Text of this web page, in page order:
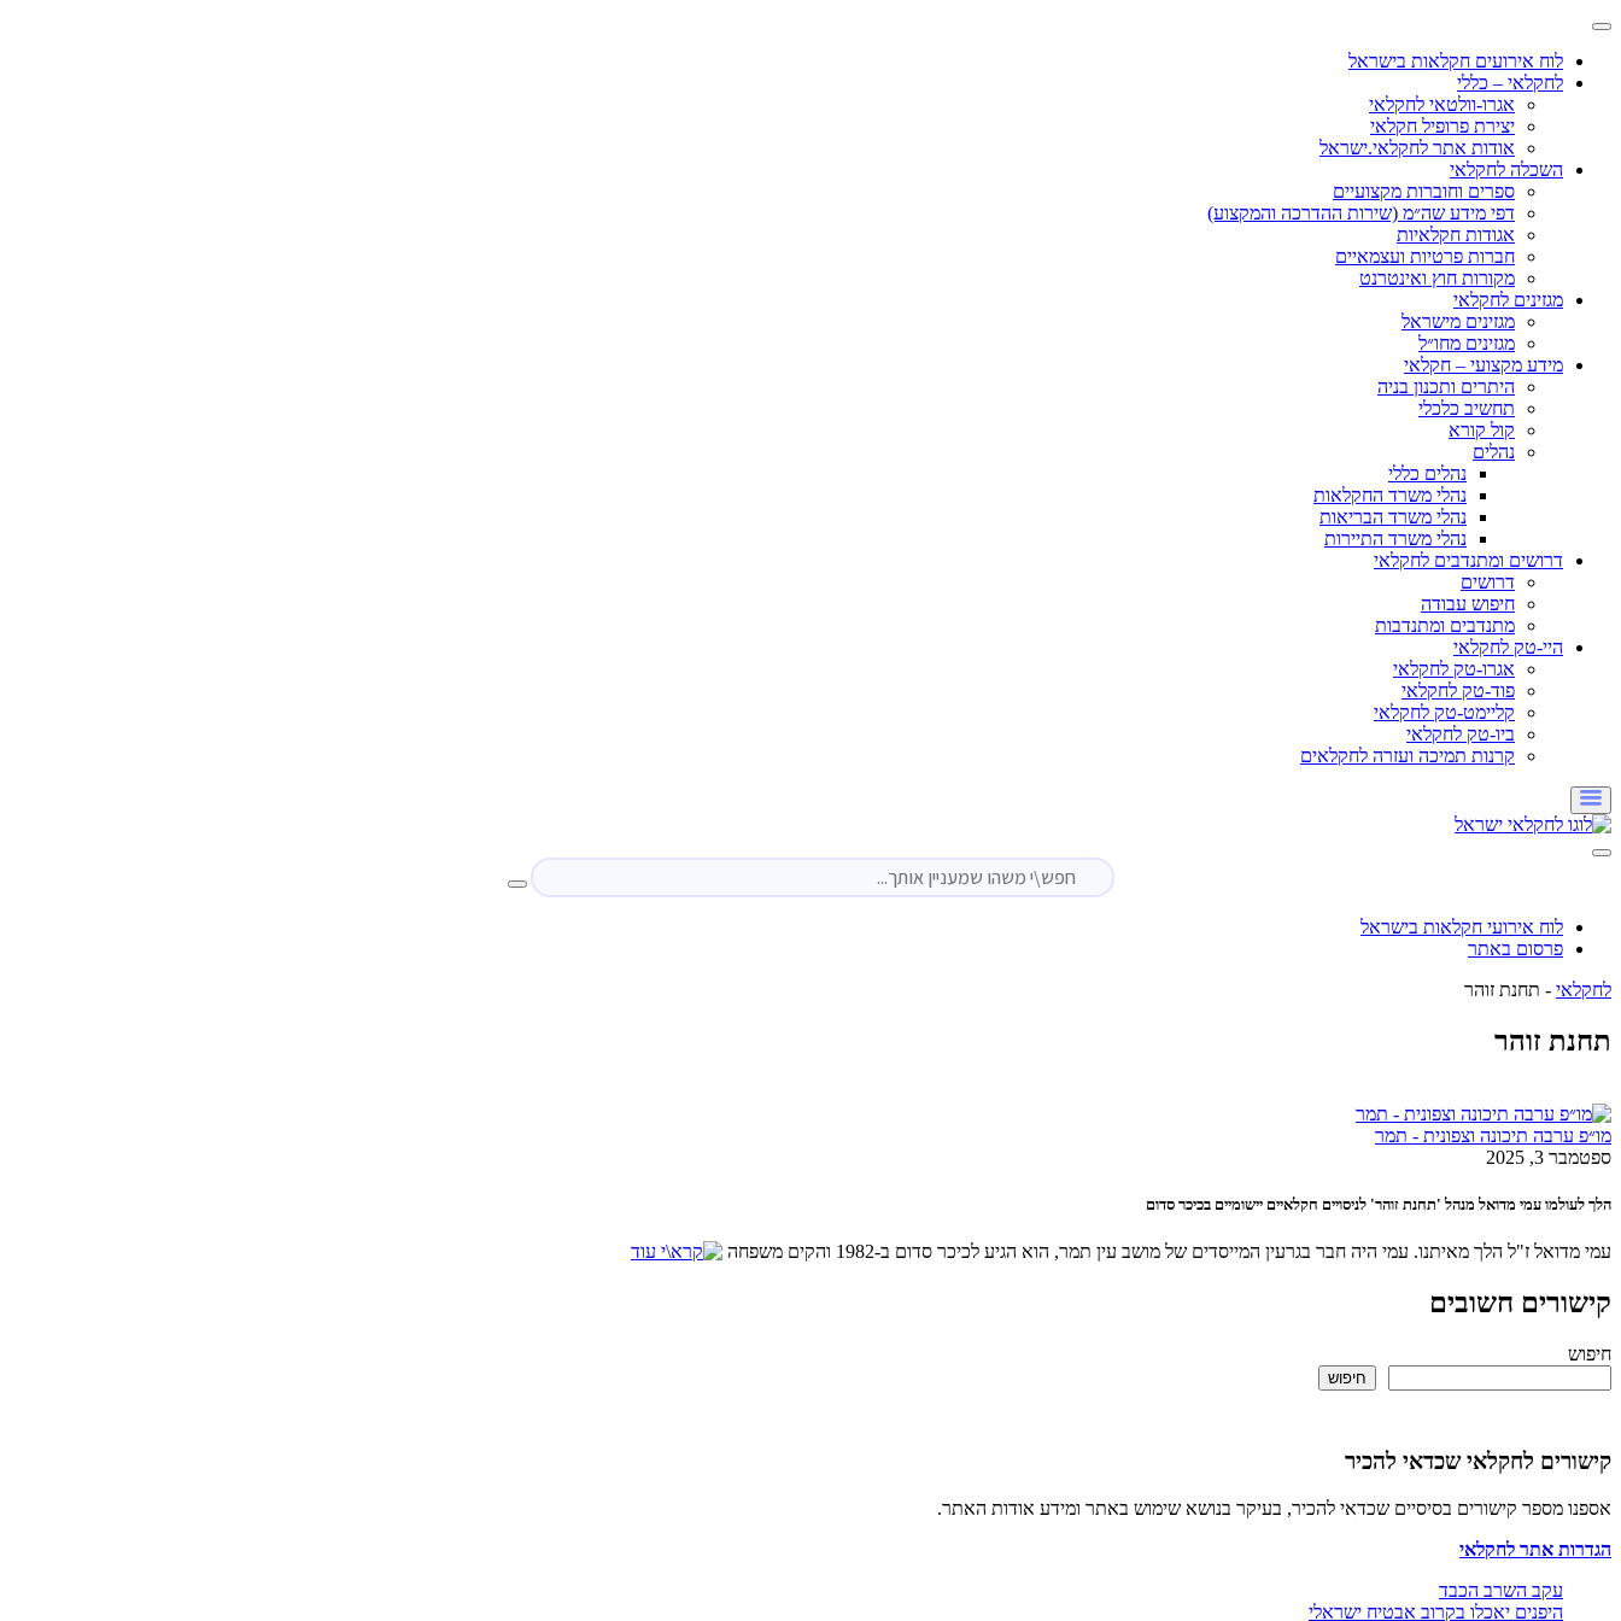
לוח אירועים חקלאות בישראל
לחקלאי – כללי
אגרו-וולטאי לחקלאי
יצירת פרופיל חקלאי
אודות אתר לחקלאי.ישראל
השכלה לחקלאי
ספרים וחוברות מקצועיים
דפי מידע שה״מ (שירות ההדרכה והמקצוע)
אגודות חקלאיות
חברות פרטיות ועצמאיים
מקורות חוץ ואינטרנט
מגזינים לחקלאי
מגזינים מישראל
מגזינים מחו״ל
מידע מקצועי – חקלאי
היתרים ותכנון בניה
תחשיב כלכלי
קול קורא
נהלים
נהלים כללי
נהלי משרד החקלאות
נהלי משרד הבריאות
נהלי משרד התיירות
דרושים ומתנדבים לחקלאי
דרושים
חיפוש עבודה
מתנדבים ומתנדבות
היי-טק לחקלאי
אגרו-טק לחקלאי
פוד-טק לחקלאי
קליימט-טק לחקלאי
ביו-טק לחקלאי
קרנות תמיכה ועזרה לחקלאים
לוח אירועי חקלאות בישראל
פרסום באתר
לחקלאי - תחנת זוהר
תחנת זוהר
מו״פ ערבה תיכונה וצפונית - תמר
ספטמבר 3, 2025
הלך לעולמו עמי מדואל מנהל 'תחנת זוהר' לניסויים חקלאיים יישומיים בכיכר סדום
עמי מדואל ז"ל הלך מאיתנו. עמי היה חבר בגרעין המייסדים של מושב עין תמר, הוא הגיע לכיכר סדום ב-1982 והקים משפחה
קישורים חשובים
חיפוש
חיפוש
קישורים לחקלאי שכדאי להכיר
אספנו מספר קישורים בסיסיים שכדאי להכיר, בעיקר בנושא שימוש באתר ומידע אודות האתר.
הגדרות אתר לחקלאי
עקב השרב הכבד
היפנים יאכלו בקרוב אבטיח ישראלי